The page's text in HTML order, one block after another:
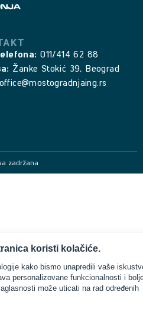
koristi kolačiće.
kako bismo unapredili vaše
personalizovane funkcionalnosti i
može uticati na rad određenih
011/414 62 88
Žanke Stokić 39, Beograd
office@mostogradnjaing.rs
zadržana